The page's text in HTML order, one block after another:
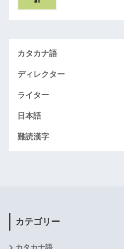
カタカナ語
ディレクター
ライター
日本語
難読漢字
カテゴリー
カタカナ語